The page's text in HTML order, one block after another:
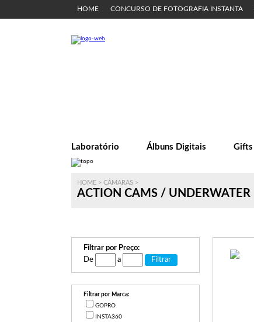
HOME CONCURSO DE FOTOGRAFIA INSTANTA
Laboratório Álbuns Digitais Gifts
HOME > CÂMARAS >
ACTION CAMS / UNDERWATER
Filtrar por Preço:
De
a Filtrar
Filtrar por Marca:
GOPRO
INSTA360